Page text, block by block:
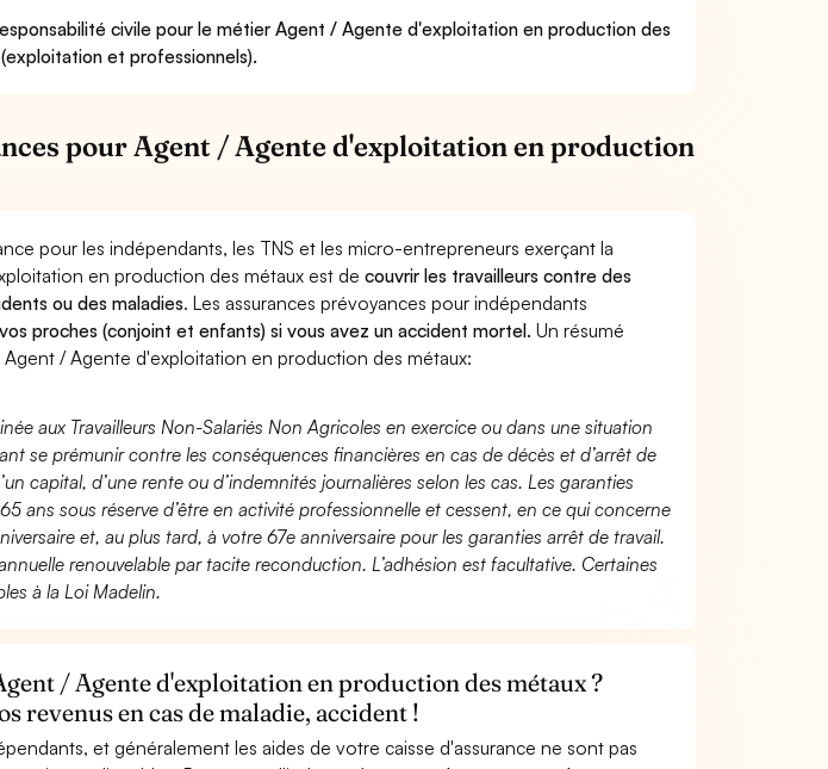
civile pour le métier Agent / Agente d'exploitation en production des
et professionnels).
pour Agent / Agente d'exploitation en production
pour les indépendants, les TNS et les micro-entrepreneurs exerçant la
en production des métaux est decouvrir les travailleurs contre des
ou des maladies. Les assurances prévoyances pour indépendants
proches (conjoint et enfants) si vous avez un accident mortel. Un résumé
/ Agente d'exploitation en production des métaux:
aux Travailleurs Non-Salariés Non Agricoles en exercice ou dans une situation
se prémunir contre les conséquences financières en cas de décès et d’arrêt de
capital, d’une rente ou d’indemnités journalières selon les cas. Les garanties
ans sous réserve d’être en activité professionnelle et cessent, en ce qui concerne
et, au plus tard, à votre 67e anniversaire pour les garanties arrêt de travail.
renouvelable par tacite reconduction. L’adhésion est facultative. Certaines
à la Loi Madelin.
/ Agente d'exploitation en production des métaux ?
revenus en cas de maladie, accident !
et généralement les aides de votre caisse d'assurance ne sont pas